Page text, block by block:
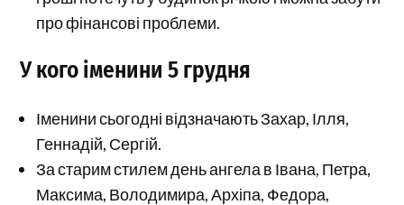
про фінансові проблеми.
У кого іменини 5 грудня
Іменини сьогодні відзначають Захар, Ілля,
Геннадій, Сергій.
За старим стилем день ангела в Івана, Петра,
Максима, Володимира, Архіпа, Федора,